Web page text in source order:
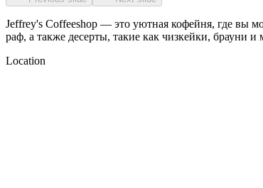
Jeffrey's Coffeeshop — это уютная кофейня, где вы
раф, а также десерты, такие как чизкейки, брауни и
Location